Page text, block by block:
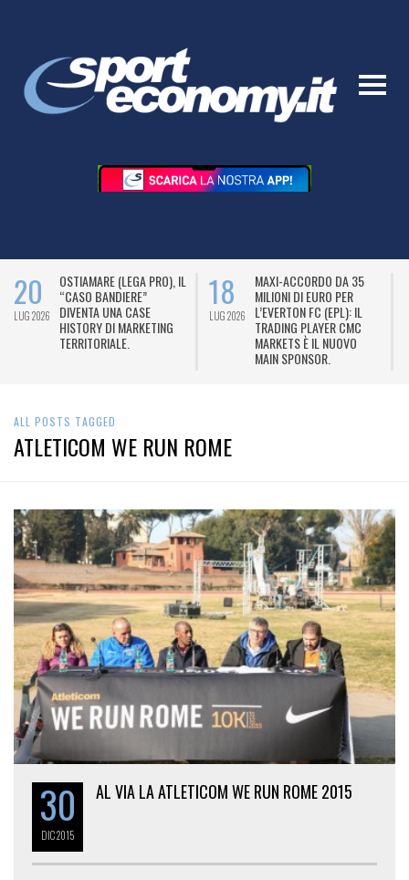
20
LUG 2026
OSTIAMARE (LEGA PRO), IL
“CASO BANDIERE”
DIVENTA UNA CASE
HISTORY DI MARKETING
TERRITORIALE.
18
LUG 2026
MAXI-ACCORDO DA 35
MILIONI DI EURO PER
L’EVERTON FC (EPL): IL
TRADING PLAYER CMC
MARKETS È IL NUOVO
MAIN SPONSOR.
ALL POSTS TAGGED
ATLETICOM WE RUN ROME
30
DIC2015
AL VIA LA ATLETICOM WE RUN ROME 2015